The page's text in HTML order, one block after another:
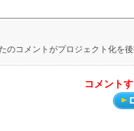
のコメントがプロジェクト化を
コメント